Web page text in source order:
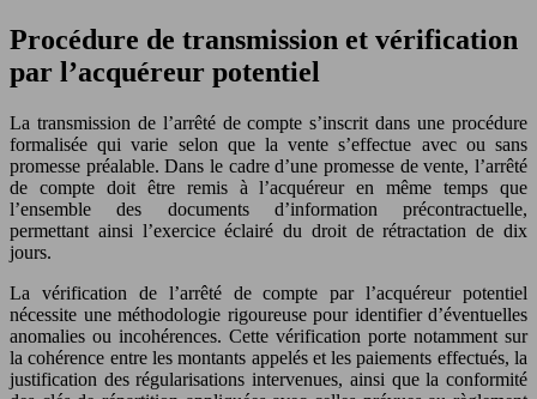
Procédure de transmission et vérification
par l’acquéreur potentiel
La transmission de l’arrêté de compte s’inscrit dans une procédure
formalisée qui varie selon que la vente s’effectue avec ou sans
promesse préalable. Dans le cadre d’une promesse de vente, l’arrêté
de compte doit être remis à l’acquéreur en même temps que
l’ensemble des documents d’information précontractuelle,
permettant ainsi l’exercice éclairé du droit de rétractation de dix
jours.
La vérification de l’arrêté de compte par l’acquéreur potentiel
nécessite une méthodologie rigoureuse pour identifier d’éventuelles
anomalies ou incohérences. Cette vérification porte notamment sur
la cohérence entre les montants appelés et les paiements effectués, la
justification des régularisations intervenues, ainsi que la conformité